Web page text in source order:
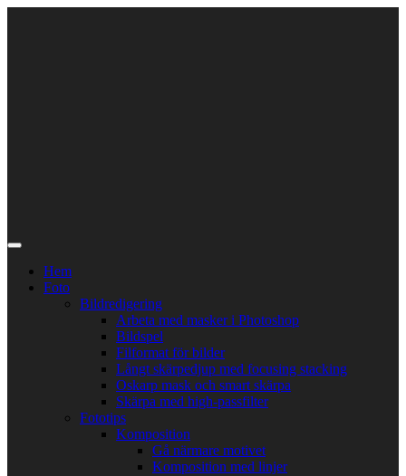
Hem
Foto
Bildredigering
Arbeta med masker i Photoshop
Bildspel
Filformat för bilder
Långt skärpedjup med focusing stacking
Oskarp mask och smart skärpa
Skärpa med high-passfilter
Fototips
Komposition
Gå närmare motivet
Komposition med linjer